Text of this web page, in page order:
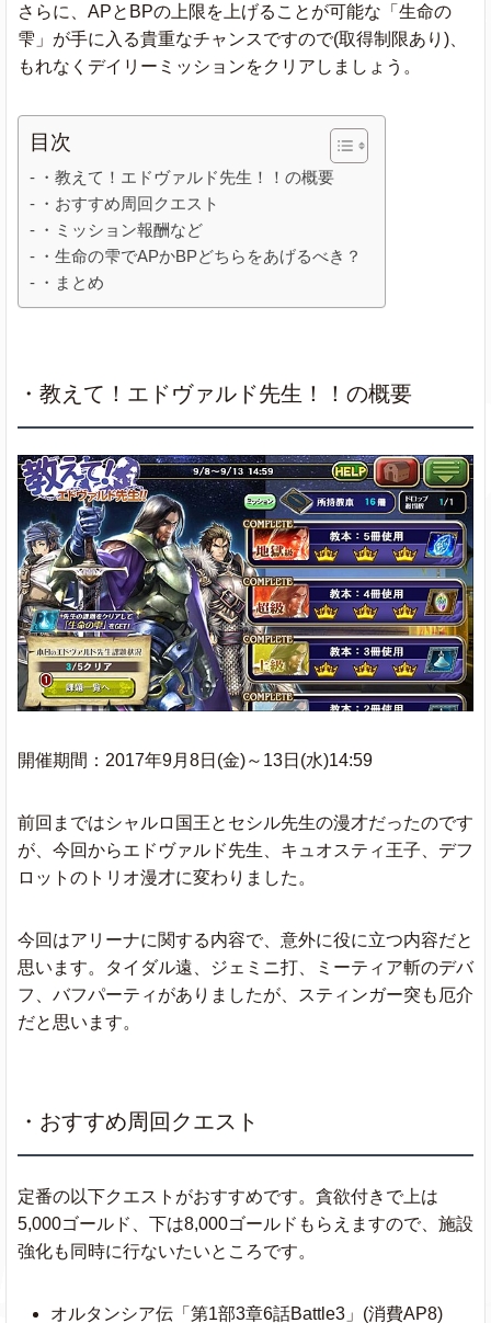
さらに、APとBPの上限を上げることが可能な「生命の
雫」が手に入る貴重なチャンスですので(取得制限あり)、
もれなくデイリーミッションをクリアしましょう。
目次
・教えて！エドヴァルド先生！！の概要
・おすすめ周回クエスト
・ミッション報酬など
・生命の雫でAPかBPどちらをあげるべき？
・まとめ
・教えて！エドヴァルド先生！！の概要
開催期間：2017年9月8日(金)～13日(水)14:59
前回まではシャルロ国王とセシル先生の漫才だったのです
が、今回からエドヴァルド先生、キュオスティ王子、デフ
ロットのトリオ漫才に変わりました。
今回はアリーナに関する内容で、意外に役に立つ内容だと
思います。タイダル遠、ジェミニ打、ミーティア斬のデバ
フ、バフパーティがありましたが、スティンガー突も厄介
だと思います。
・おすすめ周回クエスト
定番の以下クエストがおすすめです。貪欲付きで上は
5,000ゴールド、下は8,000ゴールドもらえますので、施設
強化も同時に行ないたいところです。
オルタンシア伝「第1部3章6話Battle3」(消費AP8)